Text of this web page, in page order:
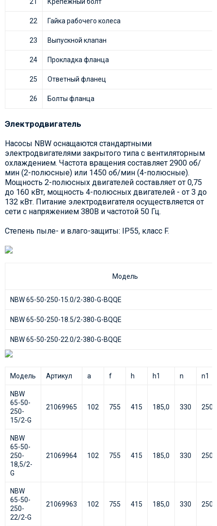
22 Гайка рабочего колеса
23 Выпускной клапан
24 Прокладка фланца
25 Ответный фланец
26 Болты фланца
Электродвигатель
Насосы NBW оснащаются стандартными
электродвигателями закрытого типа с вентиляторным
охлаждением. Частота вращения составляет 2900 об/
мин (2-полюсные) или 1450 об/мин (4-полюсные).
Мощность 2-полюсных двигателей составляет от 0,75
до 160 кВт, мощность 4-полюсных двигателей - от 3 до
132 кВт. Питание электродвигателя осуществляется от
сети с напряжением 380В и частотой 50 Гц.
Степень пыле- и влаго-защиты: IP55, класс F.
Модель
NBW 65-50-250-15.0/2-380-G-BQQE
NBW 65-50-250-18.5/2-380-G-BQQE
NBW 65-50-250-22.0/2-380-G-BQQE
Модель Артикул a f h h1 n n1
NBW
65-50-
250-
15/2-G
21069965 102 755 415 185,0 330 250
NBW
65-50-
250-
18,5/2-
G
21069964 102 755 415 185,0 330 250
NBW
65-50-
250-
22/2-G
21069963 102 755 415 185,0 330 250